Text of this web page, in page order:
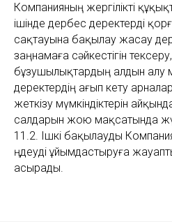
Компанияның жергілікті
ішінде дербес деректерді
сақтауына бақылау жасау
заңнамаға сәйкестігін
бұзушылықтардың алдын алу
деректердің ағып кету
жеткізу мүмкіндіктерін
салдарын жою мақсатында
11.2. Ішкі бақылауды
өңдеуді ұйымдастыруға
асырады.